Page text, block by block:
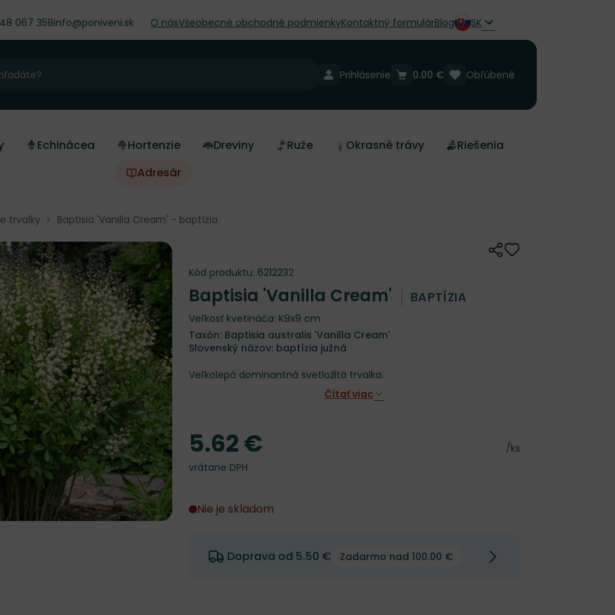
067 358info@poniveni.sk O násVšeobecné obchodné podmienkyKontaktný formulárBlog SK
Prihlásenie Obľúbené
0.00 €
Echinácea Hortenzie Dreviny Ruže Okrasné trávy
Riešenia
Adresár
trvalky Baptisia 'Vanilla Cream' - baptízia
ZdieľaťOdober do
Kód produktu: 6212232
Baptisia 'Vanilla Cream' BAPTÍZIA
Veľkosť kvetináča: K9x9 cm
Taxón: Baptisia australis 'Vanilla Cream'
Slovenský názov: baptízia južná
Veľkolepá dominantná svetložltá trvalka.
Čítať viac
Cena za kus
/ks
Cena
5.62 €
vrátane DPH
Nie je skladom
Doprava od 5.50 € Zadarmo nad 100.00 €